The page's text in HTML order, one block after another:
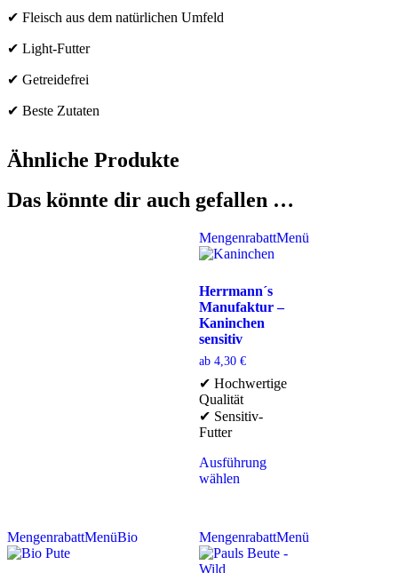
✔ Fleisch aus dem natürlichen Umfeld
✔ Light-Futter
✔ Getreidefrei
✔ Beste Zutaten
Ähnliche Produkte
Das könnte dir auch gefallen …
MengenrabattMenü
Herrmann´s
Manufaktur –
Kaninchen
sensitiv
ab 4,30 €
✔ Hochwertige
Qualität
✔ Sensitiv-
Futter
Ausführung
wählen
MengenrabattMenüBio MengenrabattMenü